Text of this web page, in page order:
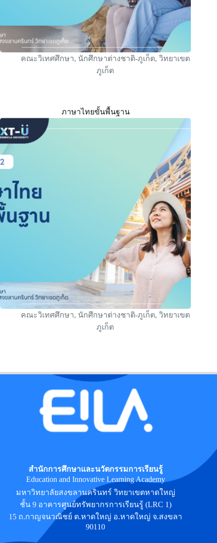
คณะวิเทศศึกษา, นักศึกษาต่างชาติ-ภูเก็ต, วิทยาเขต
ภูเก็ต
ภาษาไทยขั้นพื้นฐาน
คณะวิเทศศึกษา, นักศึกษาต่างชาติ-ภูเก็ต, วิทยาเขต
ภูเก็ต
สำนักการศึกษาและนวัตกรรมการเรียนรู้
Education and Innovative Learning Academy
มหาวิทยาลัยสงขลานครินทร์ วิทยาเขตหาดใหญ่
ชั้น 9 อาคารศูนย์ทรัพยากรการเรียนรู้ (LRC 1)
15 ถ.กาญจนวณิชย์ ต.หาดใหญ่ อ.หาดใหญ่ จ.สงขลา
90110